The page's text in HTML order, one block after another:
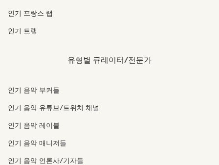
인기 프랑스 랩
인기 트랩
유형별 큐레이터/전문가
인기 음악 부커들
인기 음악 유튜브/트위치 채널
인기 음악 레이블
인기 음악 매니저들
인기 음악 언론사/기자들